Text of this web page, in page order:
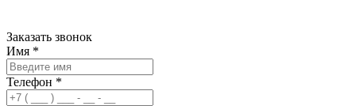
Заказать звонок
Имя *
Телефон *